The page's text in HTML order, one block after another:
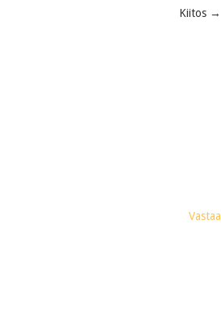
Kiitos →
Vastaa